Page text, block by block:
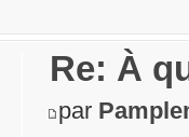
Re: À
par